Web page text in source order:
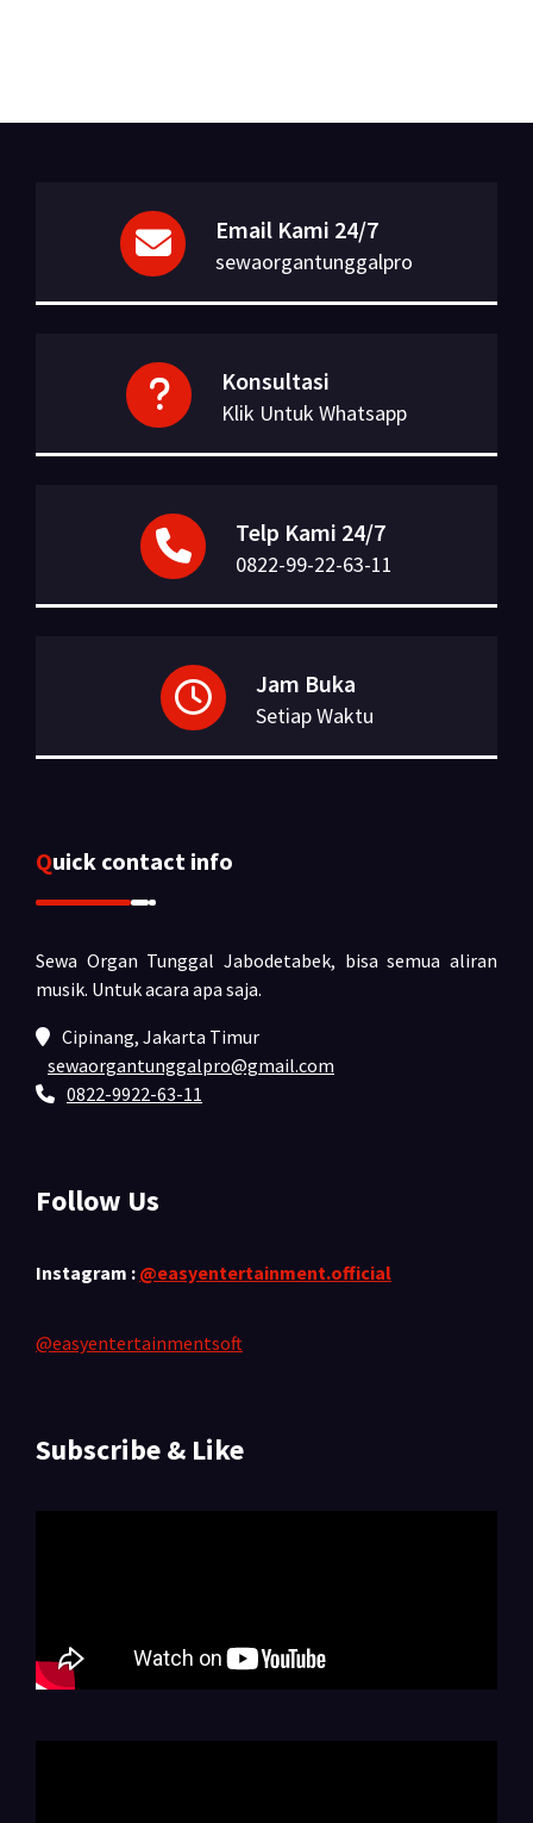
Email Kami 24/7
sewaorgantunggalpro
Konsultasi
Klik Untuk Whatsapp
Telp Kami 24/7
0822-99-22-63-11
Jam Buka
Setiap Waktu
Quick contact info
Sewa Organ Tunggal Jabodetabek, bisa semua aliran
musik. Untuk acara apa saja.
Cipinang, Jakarta Timur
sewaorgantunggalpro@gmail.com
0822-9922-63-11
Follow Us
Instagram : @easyentertainment.official
@easyentertainmentsoft
Subscribe & Like